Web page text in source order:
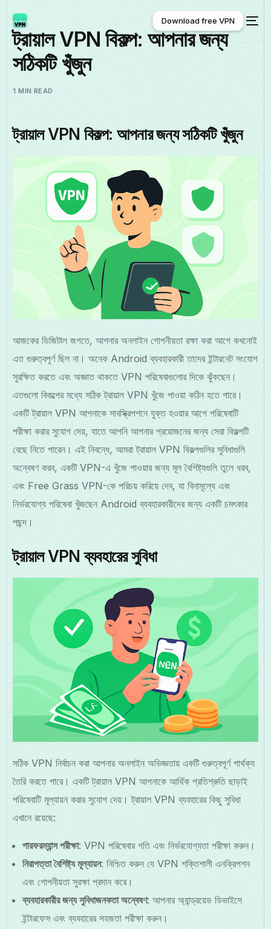
Download free VPN
ট্রায়াল VPN বিকল্প: আপনার জন্য
সঠিকটি খুঁজুন
1 MIN READ
ট্রায়াল VPN বিকল্প: আপনার জন্য সঠিকটি খুঁজুন
আজকের ডিজিটাল জগতে, আপনার অনলাইন গোপনীয়তা রক্ষা করা আগে কখনোই
এত গুরুত্বপূর্ণ ছিল না। অনেক Android ব্যবহারকারী তাদের ইন্টারনেট সংযোগ
সুরক্ষিত করতে এবং অজ্ঞাত থাকতে VPN পরিষেবাগুলোর দিকে ঝুঁকছেন।
এতগুলো বিকল্পের মধ্যে সঠিক ট্রায়াল VPN খুঁজে পাওয়া কঠিন হতে পারে।
একটি ট্রায়াল VPN আপনাকে সাবস্ক্রিপশনে যুক্ত হওয়ার আগে পরিষেবাটি
পরীক্ষা করার সুযোগ দেয়, যাতে আপনি আপনার প্রয়োজনের জন্য সেরা বিকল্পটি
বেছে নিতে পারেন। এই নিবন্ধে, আমরা ট্রায়াল VPN বিকল্পগুলির সুবিধাগুলি
অন্বেষণ করব, একটি VPN-এ খুঁজে পাওয়ার জন্য মূল বৈশিষ্ট্যগুলি তুলে ধরব,
এবং Free Grass VPN-কে পরিচয় করিয়ে দেব, যা বিনামূল্যে এবং
নির্ভরযোগ্য পরিষেবা খুঁজছেন Android ব্যবহারকারীদের জন্য একটি চমৎকার
পছন্দ।
ট্রায়াল VPN ব্যবহারের সুবিধা
সঠিক VPN নির্বাচন করা আপনার অনলাইন অভিজ্ঞতায় একটি গুরুত্বপূর্ণ পার্থক্য
তৈরি করতে পারে। একটি ট্রায়াল VPN আপনাকে আর্থিক প্রতিশ্রুতি ছাড়াই
পরিষেবাটি মূল্যায়ন করার সুযোগ দেয়। ট্রায়াল VPN ব্যবহারের কিছু সুবিধা
এখানে রয়েছে:
পারফরম্যান্স পরীক্ষা: VPN পরিষেবার গতি এবং নির্ভরযোগ্যতা পরীক্ষা করুন।
নিরাপত্তা বৈশিষ্ট্য মূল্যায়ন: নিশ্চিত করুন যে VPN শক্তিশালী এনক্রিপশন
এবং গোপনীয়তা সুরক্ষা প্রদান করে।
ব্যবহারকারীর জন্য সুবিধাজনকতা অন্বেষণ: আপনার অ্যান্ড্রয়েড ডিভাইসে
ইন্টারফেস এবং ব্যবহারের সহজতা পরীক্ষা করুন।